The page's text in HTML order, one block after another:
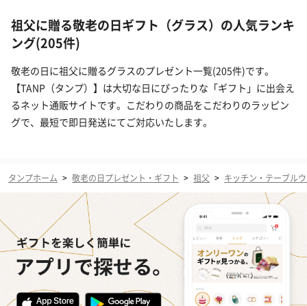
祖父に贈る敬老の日ギフト（グラス）の人気ランキ
ング(205件)
敬老の日に祖父に贈るグラスのプレゼント一覧(205件)です。
【TANP（タンプ）】は大切な日にぴったりな「ギフト」に出会え
るネット通販サイトです。こだわりの商品をこだわりのラッピン
グで、最短で即日発送にてご対応いたします。
タンプホーム > 敬老の日プレゼント・ギフト > 祖父 > キッチン・テーブル